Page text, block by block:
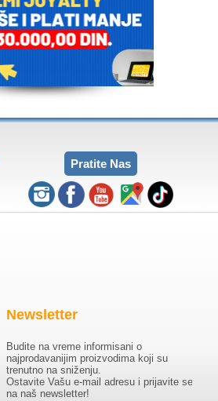
Pratite Nas
Newsletter
Budite na vreme informisani o
najprodavanijim proizvodima koji su
trenutno na sniženju.
Ostavite Vašu e-mail adresu i prijavite se
na naš newsletter!